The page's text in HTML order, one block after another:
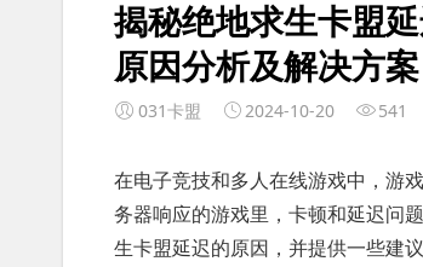
揭秘绝地求生卡盟
原因分析及解决方案
031卡盟 2024-10-20 541
在电子竞技和多人在线游戏中，游
务器响应的游戏里，卡顿和延迟问
生卡盟延迟的原因，并提供一些建